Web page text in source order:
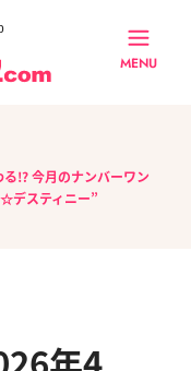
MENU
!? 今月のナンバーワン
デスティニー”